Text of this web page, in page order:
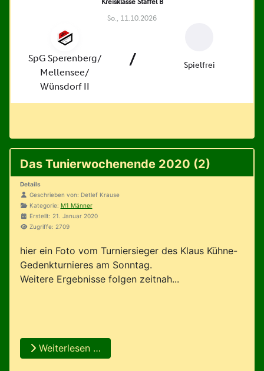
Das Tunierwochenende 2020 (2)
Details
Geschrieben von: Detlef Krause
Kategorie: M1 Männer
Erstellt: 21. Januar 2020
Zugriffe: 2709
hier ein Foto vom Turniersieger des Klaus Kühne-
Gedenkturnieres am Sonntag.
Weitere Ergebnisse folgen zeitnah...
Weiterlesen …